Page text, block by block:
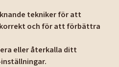
tekniker för att
och för att förbättra
eller återkalla ditt